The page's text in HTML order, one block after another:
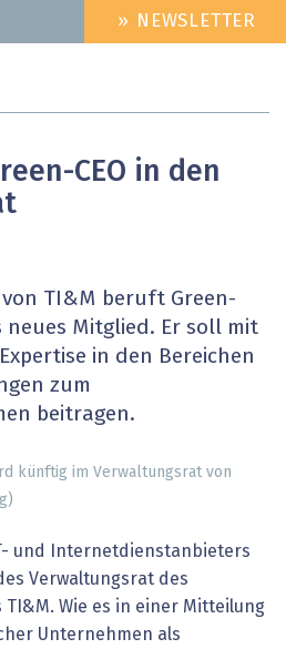
HEADER
MENU
» NEWSLETTER
CEO in den
TI&M beruft Green-
neues Mitglied. Er soll mit
in den Bereichen
zum
beitragen.
künftig im Verwaltungsrat von
und Internetdienstanbieters
Verwaltungsrat des
Wie es in einer Mitteilung
Unternehmen als